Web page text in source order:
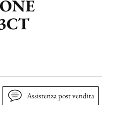
Assistenza post vendita